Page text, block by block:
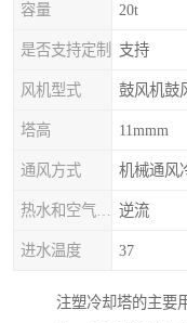
容量 20t
是否支持定制 支持
风机型式 鼓风机鼓
塔高 11mmm
通风方式 机械通风
逆流
进水温度 37
注塑冷却塔的主要